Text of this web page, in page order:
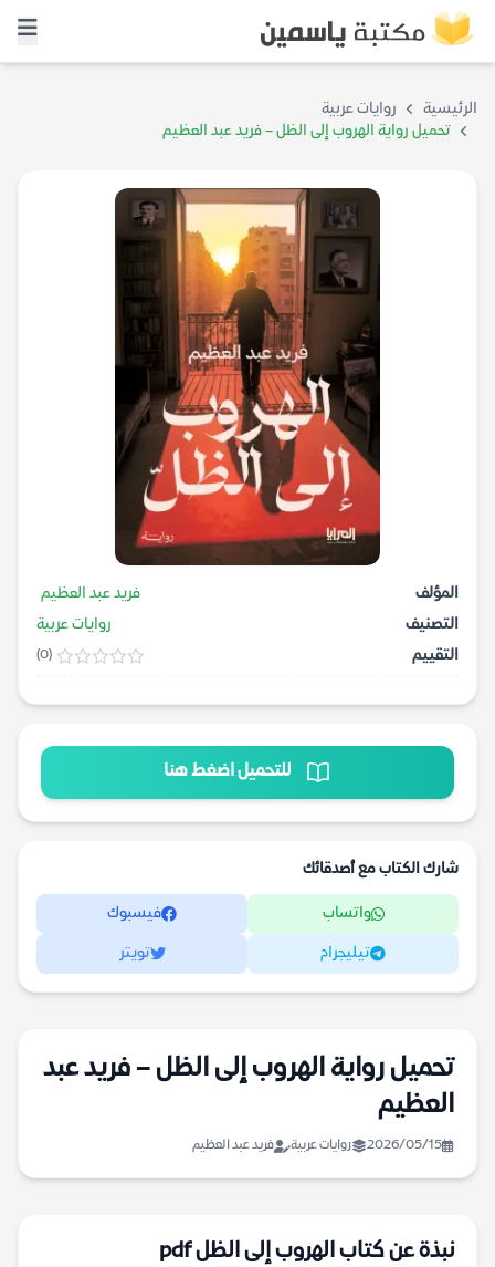
الرئيسية
روايات عربية
تحميل رواية الهروب إلى الظل – فريد عبد العظيم
المؤلف
فريد عبد العظيم
التصنيف
روايات عربية
التقييم
(0)
للتحميل اضغط هنا
شارك الكتاب مع أصدقائك
واتساب فيسبوك
تيليجرام تويتر
تحميل رواية الهروب إلى الظل – فريد عبد
العظيم
2026/05/15 روايات عربية فريد عبد العظيم
نبذة عن كتاب الهروب إلى الظل pdf